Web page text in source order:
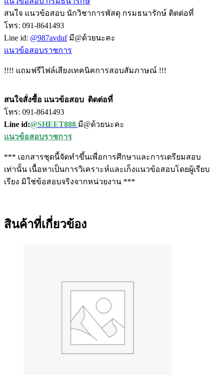
สนใจ แนวข้อสอบ นักวิชาการพัสดุ กรมธนารักษ์ ติดต่อที่
โทร: 091-8641493
Line id: @987avdufมี@ด้วยนะคะ
แนวข้อสอบราชการ
!!!! แถมฟรีไฟล์เสียงเทคนิคการสอบสัมภาษณ์ !!!
สนใจสั่งซื้อ แนวข้อสอบ ติดต่อที่
โทร: 091-8641493
Line id:@SHEET888 มี@ด้วยนะคะ
แนวข้อสอบราชการ
*** เอกสารชุดนี้จัดทำขึ้นเพื่อการศึกษาและการเตรียมสอบ
เท่านั้น เนื้อหาเป็นการวิเคราะห์และเก็งแนวข้อสอบโดยผู้เรียบ
เรียง มิใช่ข้อสอบจริงจากหน่วยงาน ***
สินค้าที่เกี่ยวข้อง